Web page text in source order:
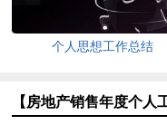
个人思想工作总结
【房地产销售年度个人